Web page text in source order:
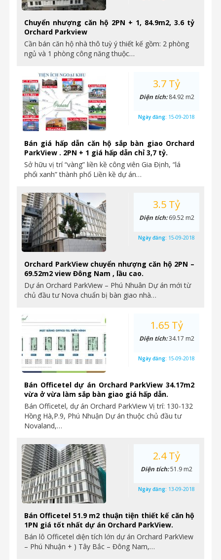
Chuyển nhượng căn hộ 2PN + 1, 84.9m2, 3.6 tỷ
Orchard Parkview
Cần bán căn hộ nhà thô tuỳ ý thiết kế gồm: 2 phòng
ngủ và 1 phòng công năng thuộc…
Bán giá hấp dẫn căn hộ sắp bàn giao Orchard
ParkView . 2PN + 1 giá hấp dẫn chỉ 3,7 tỷ.
Sở hữu vị trí “vàng” liền kề công viên Gia Định, “lá
phổi xanh” thành phố Liền kề dự án…
3.7 Tỷ
Diện tích:84.92 m2
Ngày đăng: 15-09-2018
Orchard ParkView chuyển nhượng căn hộ 2PN –
69.52m2 view Đông Nam , lầu cao.
Dự án Orchard ParkView – Phú Nhuân Dự án mới từ
chủ đầu tư Nova chuẩn bị bàn giao nhà…
3.5 Tỷ
Diện tích:69.52 m2
Ngày đăng: 15-09-2018
Bán Officetel dự án Orchard ParkView 34.17m2
vừa ở vừa làm sắp bàn giao giá hấp dẫn.
Bán Officetel, dự án Orchard ParkView Vị trí: 130-132
Hồng Hà,P.9, Phú Nhuận Dự án thuộc chủ đầu tư
Novaland,…
1.65 Tỷ
Diện tích:34.17 m2
Ngày đăng: 15-09-2018
Bán Officetel 51.9 m2 thuận tiện thiết kế căn hộ
1PN giá tốt nhất dự án Orchard ParkView.
Bán lô Officetel diện tích lớn dự án Orchard ParkView
– Phú Nhuận + ) Tây Bắc – Đông Nam,…
2.4 Tỷ
Diện tích:51.9 m2
Ngày đăng: 13-09-2018